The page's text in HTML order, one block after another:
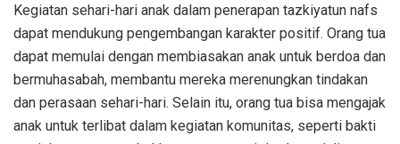
Kegiatan sehari-hari anak dalam penerapan tazkiyatun nafs
dapat mendukung pengembangan karakter positif. Orang tua
dapat memulai dengan membiasakan anak untuk berdoa dan
bermuhasabah, membantu mereka merenungkan tindakan
dan perasaan sehari-hari. Selain itu, orang tua bisa mengajak
anak untuk terlibat dalam kegiatan komunitas, seperti bakti